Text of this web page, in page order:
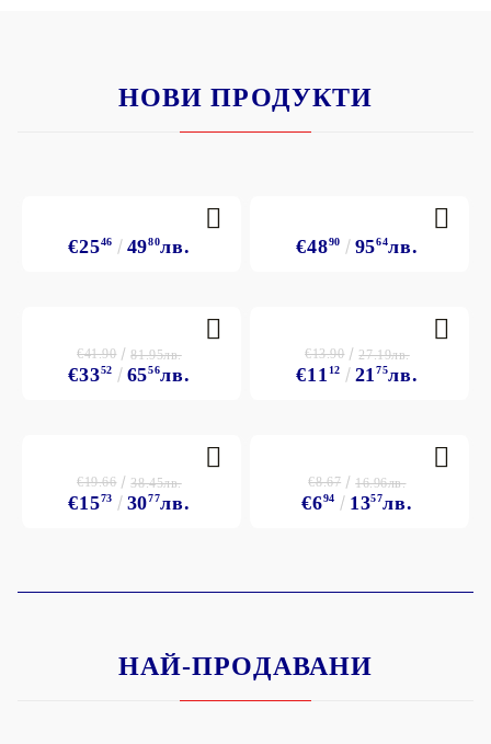
НОВИ ПРОДУКТИ
€2546 4980лв. €4890 9564лв.
€3352 6556лв.
€41.90 81.95лв.
€11 12 2175лв.
€13.90 27.19лв.
€1573 3077лв.
€19.66 38.45лв.
€694 1357лв.
€8.67 16.96лв.
НАЙ-ПРОДАВАНИ